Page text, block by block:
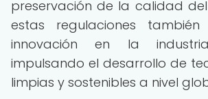
preservación de la calidad
estas regulaciones
innovación en la
impulsando el desarrollo de
limpias y sostenibles a nivel